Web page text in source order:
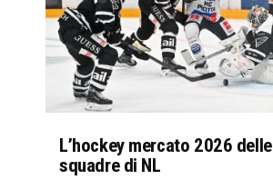
L’hockey mercato 2026 delle
squadre di NL